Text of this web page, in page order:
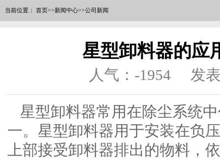
当前位置： 首页>>新闻中心>>公司新闻
星型卸料器的应
人气： -1954 发
星型卸料器常用在除尘系统
一。星型卸料器用于安装在负
上部接受卸料器排出的物料，